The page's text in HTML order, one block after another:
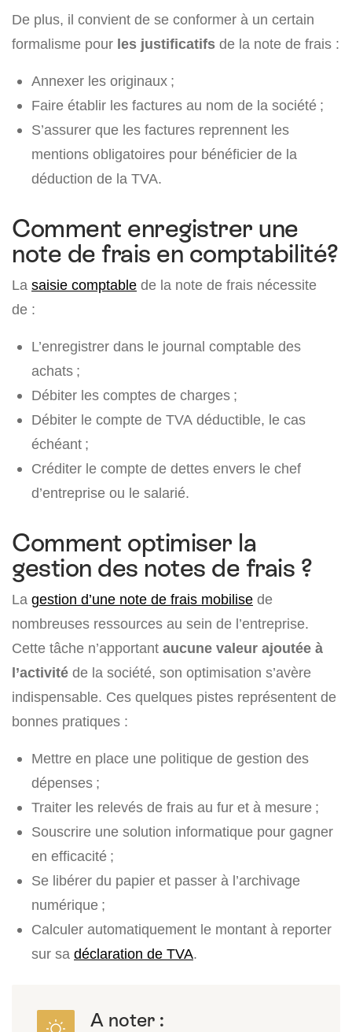
De plus, il convient de se conformer à un certain
formalisme pour les justificatifs de la note de frais :
Annexer les originaux ;
Faire établir les factures au nom de la société ;
S’assurer que les factures reprennent les
mentions obligatoires pour bénéficier de la
déduction de la TVA.
Comment enregistrer une
note de frais en comptabilité?
La saisie comptable de la note de frais nécessite
de :
L’enregistrer dans le journal comptable des
achats ;
Débiter les comptes de charges ;
Débiter le compte de TVA déductible, le cas
échéant ;
Créditer le compte de dettes envers le chef
d’entreprise ou le salarié.
Comment optimiser la
gestion des notes de frais ?
La gestion d’une note de frais mobilise de
nombreuses ressources au sein de l’entreprise.
Cette tâche n’apportant aucune valeur ajoutée à
l’activité de la société, son optimisation s’avère
indispensable. Ces quelques pistes représentent de
bonnes pratiques :
Mettre en place une politique de gestion des
dépenses ;
Traiter les relevés de frais au fur et à mesure ;
Souscrire une solution informatique pour gagner
en efficacité ;
Se libérer du papier et passer à l’archivage
numérique ;
Calculer automatiquement le montant à reporter
sur sa déclaration de TVA.
A noter :